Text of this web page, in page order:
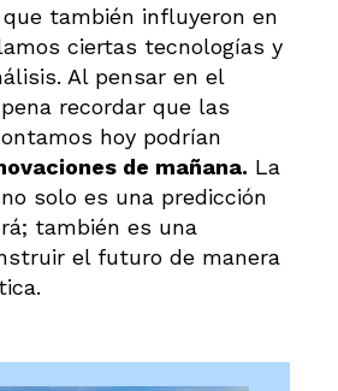
también influyeron en
ciertas tecnologías y
Al pensar en el
recordar que las
hoy podrían
de mañana. La
solo es una predicción
también es una
el futuro de manera